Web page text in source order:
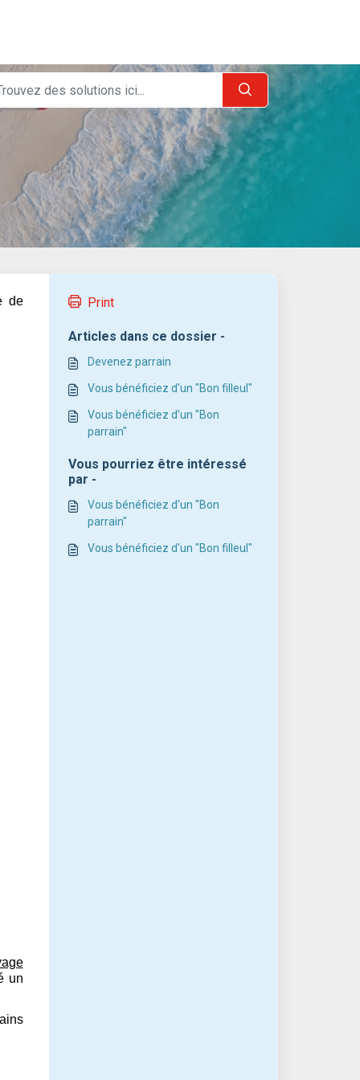
de
un
Print
Articles dans ce dossier -
Devenez parrain
Vous bénéficiez d'un "Bon filleul"
Vous bénéficiez d'un "Bon
parrain"
Vous pourriez être intéressé
par -
Vous bénéficiez d'un "Bon
parrain"
Vous bénéficiez d'un "Bon filleul"